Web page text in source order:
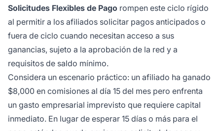
Solicitudes Flexibles de Pago rompen este ciclo rígido
al permitir a los afiliados solicitar pagos anticipados o
fuera de ciclo cuando necesitan acceso a sus
ganancias, sujeto a la aprobación de la red y a
requisitos de saldo mínimo.
Considera un escenario práctico: un afiliado ha ganado
$8,000 en comisiones al día 15 del mes pero enfrenta
un gasto empresarial imprevisto que requiere capital
inmediato. En lugar de esperar 15 días o más para el